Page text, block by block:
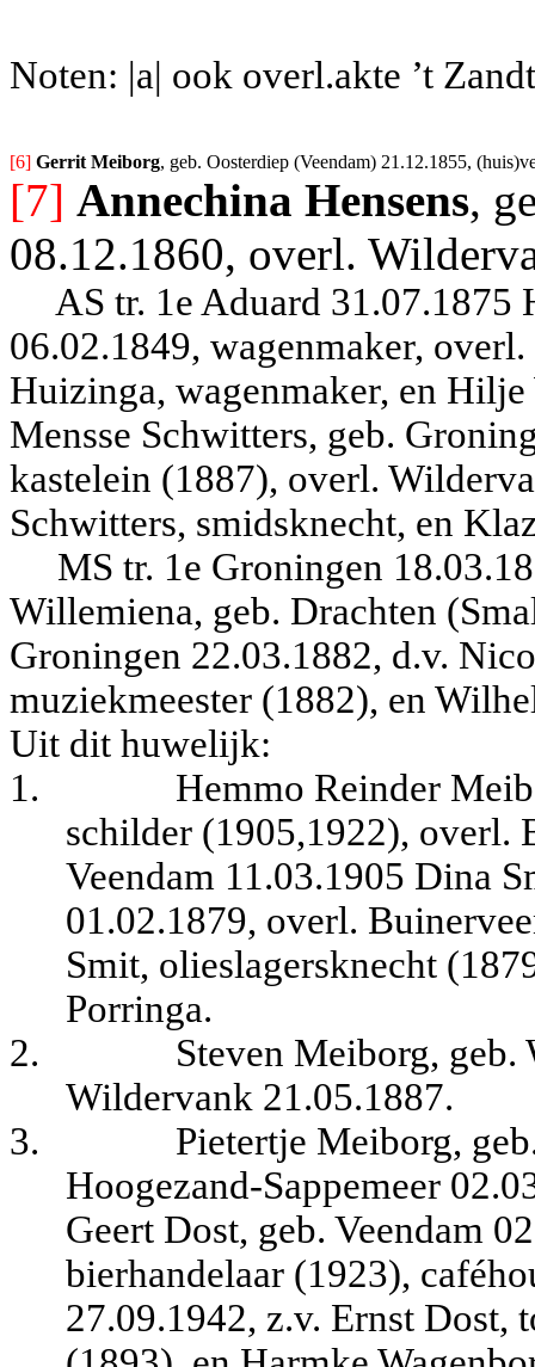
Noten: |a| ook overl.akte ’t
[6] Gerrit Meiborg, geb. Oosterdiep (Veendam) 21.12.1855,
[7] Annechina Hensens,
08.12.1860, overl.
AS tr. 1e Aduard
06.02.1849, wagenmaker,
Huizinga, wagenmaker, en
Mensse Schwitters, geb.
kastelein (1887), overl.
Schwitters, smidsknecht, en
MS tr. 1e Groningen
Willemiena, geb. Drachten
Groningen 22.03.1882, d.v.
muziekmeester (1882), en
Uit dit huwelijk:
1.
Hemmo Reinder
schilder (1905,1922), overl.
Veendam 11.03.1905 Dina
01.02.1879, overl.
Smit, olieslagersknecht
Porringa.
2.
Steven Meiborg,
Wildervank 21.05.1887.
3.
Pietertje Meiborg,
Hoogezand-Sappemeer
Geert Dost, geb. Veendam
bierhandelaar (1923),
27.09.1942, z.v. Ernst Dost,